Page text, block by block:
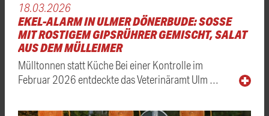
18.03.2026
EKEL-ALARM IN ULMER DÖNERBUDE: SOSSE M
IT ROSTIGEM GIPSRÜHRER GEMISCHT, SALAT A
US DEM MÜLLEIMER
Mülltonnen statt Küche Bei einer Kontrolle im
Februar 2026 entdeckte das Veterinäramt Ulm …